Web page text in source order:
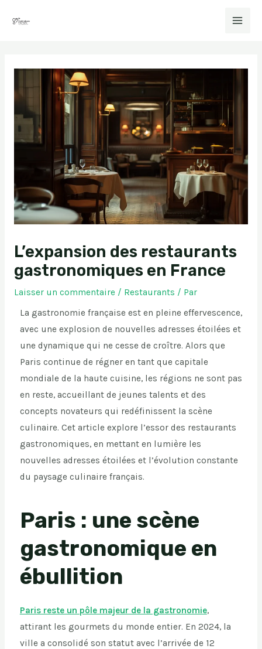
L’expansion des restaurants
gastronomiques en France
Laisser un commentaire / Restaurants / Par
La gastronomie française est en pleine effervescence,
avec une explosion de nouvelles adresses étoilées et
une dynamique qui ne cesse de croître. Alors que
Paris continue de régner en tant que capitale
mondiale de la haute cuisine, les régions ne sont pas
en reste, accueillant de jeunes talents et des
concepts novateurs qui redéfinissent la scène
culinaire. Cet article explore l’essor des restaurants
gastronomiques, en mettant en lumière les
nouvelles adresses étoilées et l’évolution constante
du paysage culinaire français.
Paris : une scène
gastronomique en
ébullition
Paris reste un pôle majeur de la gastronomie,
attirant les gourmets du monde entier. En 2024, la
ville a consolidé son statut avec l’arrivée de 12